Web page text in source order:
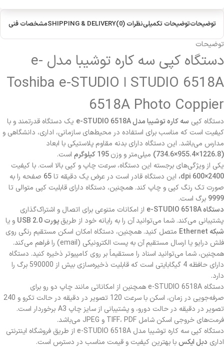
توضیحاتتوضیحات تکمیلینظرات (0) SHIPPING & DELIVERYمشخصات فنی
توضیحات
دستگاه کپی سه کاره توشیبا مدل e-
STUDIO 6518A ا Toshiba e-STUDIO
6518A Photo Coppier
دستگاه کپی سه کاره توشیبا مدل e-STUDIO 6518A
یک دستگاه قدرتمند و با
کیفیت است که مناسب برای استفاده در محیط‌های سازمانی، اداری، دانشگاهی و
مدارس می‌باشد. این دستگاه دارای بدنه مقاوم پلاستیکی با ابعاد
(1226.8×955.4×734.6)
میلی‌متر و وزن
است.
یکی از ویژگی‌های برجسته این دستگاه، سرعت چاپ و کپی بالا است. با کیفیت
2400×600 dpi،
این دستگاه قادر است در عرض یک دقیقه تا65 صفحه را به
صورت تک رنگ کپی و چاپ کند. همچنین، دستگاه دارای قابلیت کپی متوالی تا
9999 برگ است.
دستگاه e-STUDIO 6518A
از امکانات متنوعی برای اتصال و اشتراک‌گذاری
پشتیبانی می‌کند. شما می‌توانید آن را به رایانه خود از طریقپورت USB 2.0
و یا
شبکه Ethernet
متصل کنید. همچنین، دستگاه امکان اسکن مستقیم رنگی روی
فلش درایو یا ارسال مستقیم آن به پست الکترونیکی (email) را فراهم می‌کند.
همچنین، شما می‌توانید اسناد را مستقیماً بر روی کامپیوتر ذخیره کنید. دستگاه
دارای حافظه 4 گیگابایتی است که قابلیت ذخیره‌سازی بیش از 590000 برگ را
دارد.
دستگاه e-STUDIO 6518A همچنین از امکاناتی مانند چاپ دو رو برای
صرفه‌جویی در زمان، اسکن با سرعت 120 تصویر در دقیقه در حالت تکرو و 240
تصویر در دقیقه در حالت دورو، و پشتیبانی از سایز چاپ A3 برخوردار است.
فرمت‌های خروجی اسکن شامل TIFF، PDF و JPEG می‌باشد.
دستگاه کپی سه کاره توشیبا مدل e-STUDIO 6518A از طریق فروشگاه اینترنتی
اداری دبل ایکسبا بهترین کیفیت و قیمت مناسب در دسترس است.